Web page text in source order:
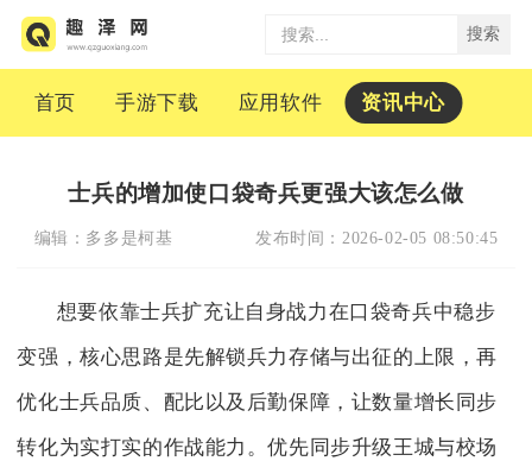
搜索
首页 手游下载 应用软件 资讯中心
士兵的增加使口袋奇兵更强大该怎么做
编辑： 多多是柯基 发布时间： 2026-02-05 08:50:45
想要依靠士兵扩充让自身战力在口袋奇兵中稳步
变强，核心思路是先解锁兵力存储与出征的上限，再
优化士兵品质、配比以及后勤保障，让数量增长同步
转化为实打实的作战能力。优先同步升级王城与校场